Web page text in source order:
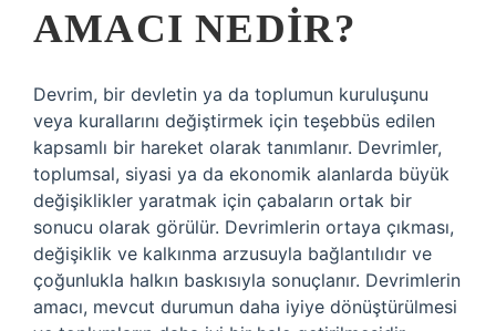
AMACI NEDIR?
Devrim, bir devletin ya da toplumun kuruluşunu
veya kurallarını değiştirmek için teşebbüs edilen
kapsamlı bir hareket olarak tanımlanır. Devrimler,
toplumsal, siyasi ya da ekonomik alanlarda büyük
değişiklikler yaratmak için çabaların ortak bir
sonucu olarak görülür. Devrimlerin ortaya çıkması,
değişiklik ve kalkınma arzusuyla bağlantılıdır ve
çoğunlukla halkın baskısıyla sonuçlanır. Devrimlerin
amacı, mevcut durumun daha iyiye dönüştürülmesi